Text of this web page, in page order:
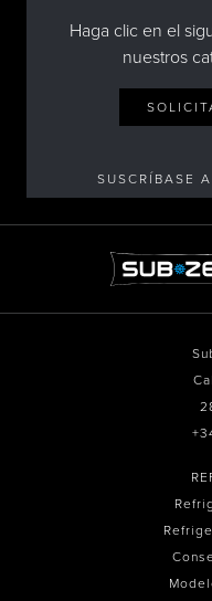
Haga clic en el
nuestros
SUSCRÍBASE